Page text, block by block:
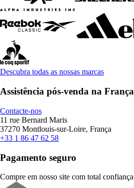
Descubra todas as nossas marcas
Assistência pós-venda na França
Contacte-nos
11 rue Bernard Maris
37270 Montlouis-sur-Loire, França
+33 1 86 47 62 58
Pagamento seguro
Compre em nosso site com total confiança